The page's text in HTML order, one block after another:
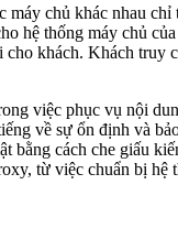
chủ khác nhau
hệ thống máy chủ
khách. Khách
việc phục vụ nội
về sự ổn định và
cách che giấu
từ việc chuẩn bị